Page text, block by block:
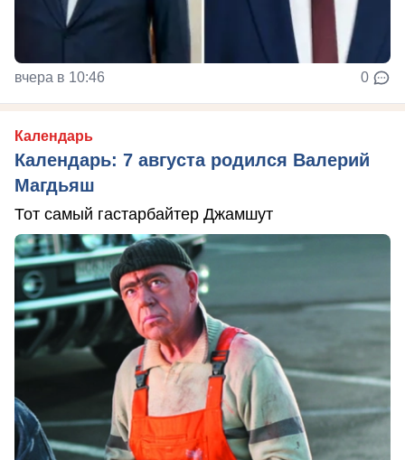
вчера в 10:46 0
Календарь
Календарь: 7 августа родился Валерий
Магдьяш
Тот самый гастарбайтер Джамшут